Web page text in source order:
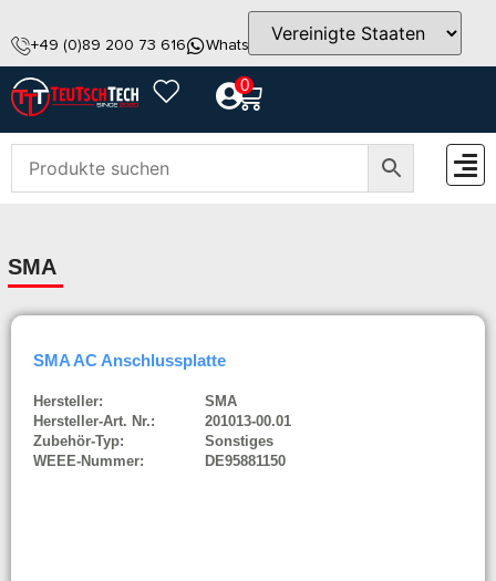
+49 (0)89 200 73 616 WhatsApp info@teutschtech.com
0
SMA
SMA AC Anschlussplatte
Hersteller:
SMA
Hersteller-Art. Nr.:
201013-00.01
Zubehör-Typ:
Sonstiges
WEEE-Nummer:
DE95881150